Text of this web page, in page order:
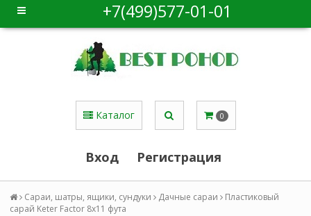
+7(499)577-01-01
Каталог 0
Вход Регистрация
Сараи, шатры, ящики, сундуки Дачные сараи
Пластиковый
сарай Keter Factor 8x11 фута